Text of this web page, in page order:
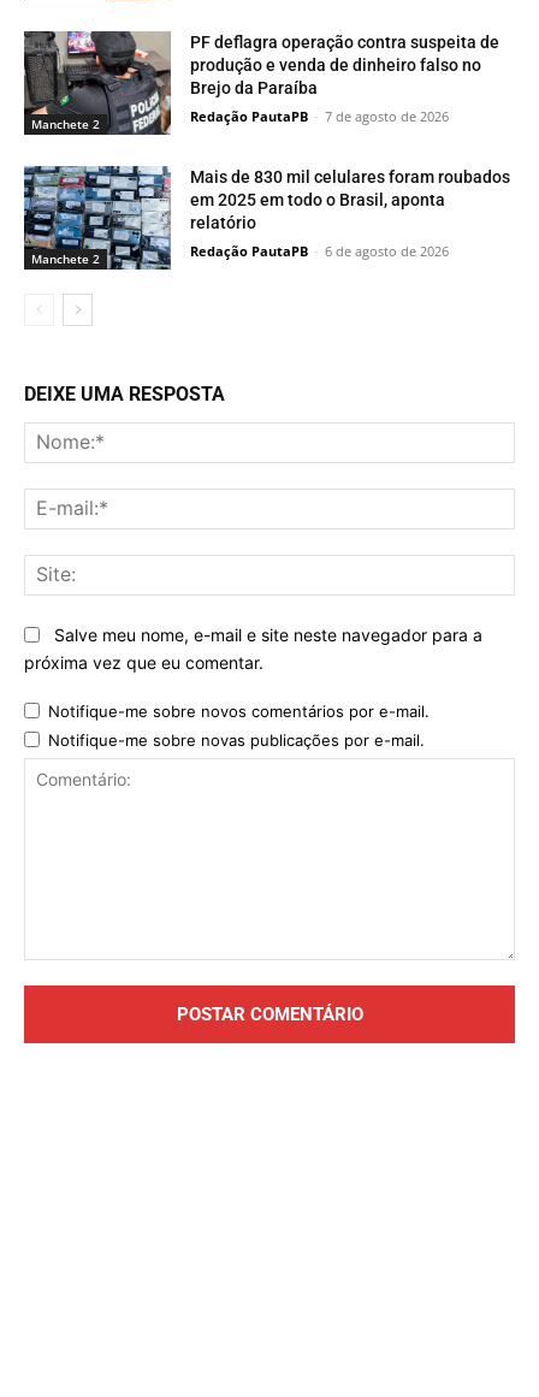
Manchete 2
PF deflagra operação contra suspeita de
produção e venda de dinheiro falso no
Brejo da Paraíba
Redação PautaPB - 7 de agosto de 2026
Manchete 2
Mais de 830 mil celulares foram roubados
em 2025 em todo o Brasil, aponta
relatório
Redação PautaPB - 6 de agosto de 2026
DEIXE UMA RESPOSTA
Salve meu nome, e-mail e site neste navegador para a
próxima vez que eu comentar.
Notifique-me sobre novos comentários por e-mail.
Notifique-me sobre novas publicações por e-mail.